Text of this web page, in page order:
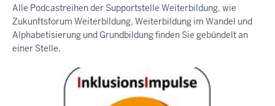
Alle Podcastreihen der Supportstelle Weiterbildung, wie
Zukunftsforum Weiterbildung, Weiterbildung im Wandel und
Alphabetisierung und Grundbildung finden Sie gebündelt an
einer Stelle.